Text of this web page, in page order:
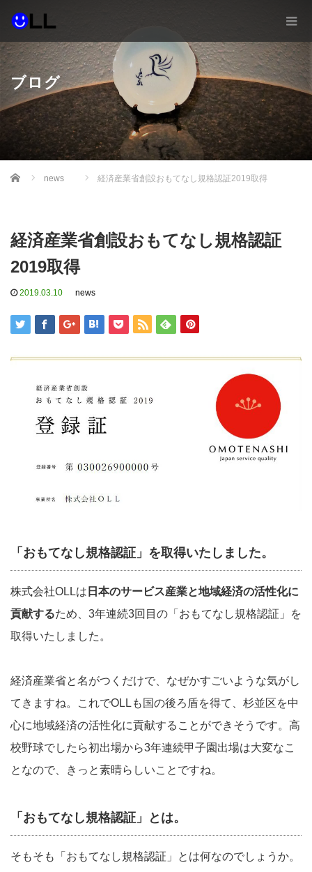
ブログ
Home news 経済産業省創設おもてなし規格認証2019取得
経済産業省創設おもてなし規格認証
2019取得
2019.03.10 news
「おもてなし規格認証」を取得いたしました。
株式会社OLLは 日本のサービス産業と地域経済の活性化に
貢献するため、3年連続3回目の「おもてなし規格認証」を
取得いたしました。
経済産業省と名がつくだけで、なぜかすごいような気がし
てきますね。これでOLLも国の後ろ盾を得て、杉並区を中
心に地域経済の活性化に貢献することができそうです。高
校野球でしたら初出場から3年連続甲子園出場は大変なこ
となので、きっと素晴らしいことですね。
「おもてなし規格認証」とは。
そもそも「おもてなし規格認証」とは何なのでしょうか。